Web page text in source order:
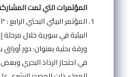
المؤتمرات التي تمت
المؤتمر البيئي البحثي الرابع :
البيئية في سورية خلال مرحلة
ورقة بحثية بعنوان: دور
في احتجاز الرذاذ البحري